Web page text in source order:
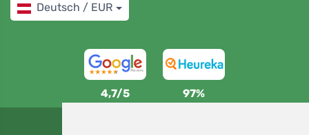
Deutsch / EUR
4,7/5 97%